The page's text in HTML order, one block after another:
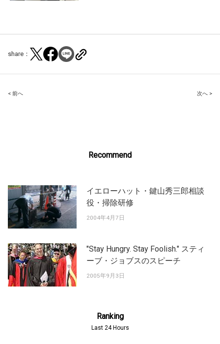
share：
Post
< 前へ 次へ >
Recommend
イエローハット・鍵山秀三郎相談
役・掃除研修
2004年4月7日
"Stay Hungry. Stay Foolish." スティ
ーブ・ジョブスのスピーチ
2005年9月3日
Ranking
Last 24 Hours